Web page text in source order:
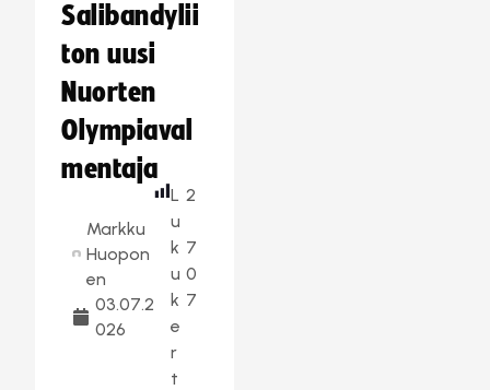
Salibandylii
ton uusi
Nuorten
Olympiaval
mentaja
Markku
Huopon
en
03.07.2
026
L
u
k
u
k
e
r
t
2
7
0
7